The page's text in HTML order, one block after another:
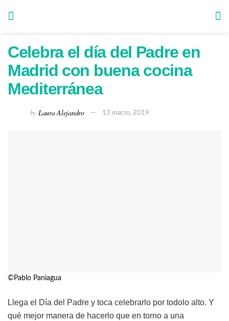
Celebra el día del Padre en
Madrid con buena cocina
Mediterránea
by Laura Alejandro 13 marzo, 2019
©Pablo Paniagua
Llega el Día del Padre y toca celebrarlo por todolo alto. Y
qué mejor manera de hacerlo que en torno a una